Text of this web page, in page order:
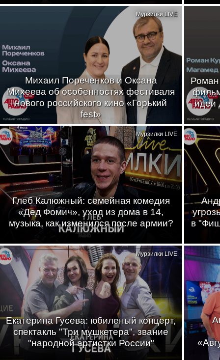
Михаил Пореченков и Оксана
Михеева об особенностях фестиваля
нового российского кино «Горький
fest»
Мурзилки LIVE
идеи
Глеб Калюжный: семейная комедия
«Дед Фомич», уход из дома в 14,
музыка, как изменился после армии?
Мурзилки LIVE
в
Екатерина Гусева: юбиленый концерт,
спектакль "Три мушкетера", звание
"народной артистки России"
Мурзилки LIVE